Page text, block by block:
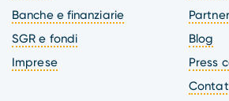
Banche e finanziarie
SGR e fondi
Imprese
Blog
Press